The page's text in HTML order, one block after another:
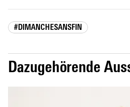
#DIMANCHESANSFIN
Dazugehörende